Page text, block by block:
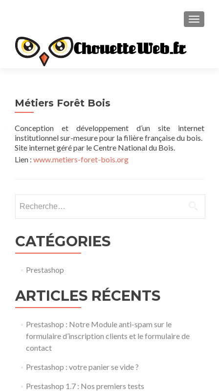
ChouetteWeb.fr
Métiers Forêt Bois
Conception et développement d’un site internet
institutionnel sur-mesure pour la filière française du bois.
Site internet géré par le Centre National du Bois.
Lien : www.metiers-foret-bois.org
CATÉGORIES
Prestashop
ARTICLES RÉCENTS
Prestashop : Notre Module anti-spam sur le
formulaire d’inscription clients et le formulaire de
contact
Prestashop : votre panier se vide ?
Prestashop 1.7 : Nos premiers tests